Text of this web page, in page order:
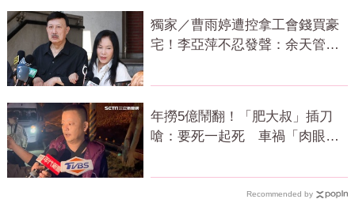
獨家／曹雨婷遭控拿工會錢買豪
宅！李亞萍不忍發聲：余天管工
年撈5億鬧翻！「肥大叔」插刀
嗆：要死一起死 車禍「肉眼酒
Recommended by